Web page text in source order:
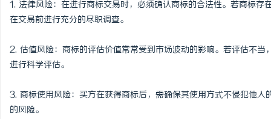
1. 法律风险：在进行商标交易时，必须确认商标的合法性。若商标
在交易前进行充分的尽职调查。
2. 估值风险：商标的评估价值常常受到市场波动的影响。若评估不
进行科学评估。
3. 商标使用风险：买方在获得商标后，需确保其使用方式不侵犯他
的风险。